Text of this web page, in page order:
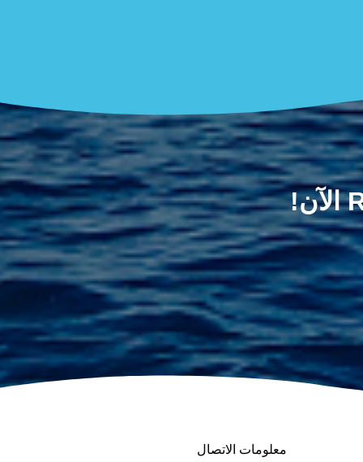
معلومات الاتصال